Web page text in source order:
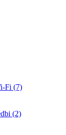
Fi (7)
(2)